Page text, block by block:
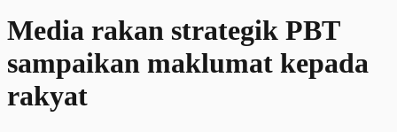
Media rakan strategik PBT
sampaikan maklumat kepada
rakyat